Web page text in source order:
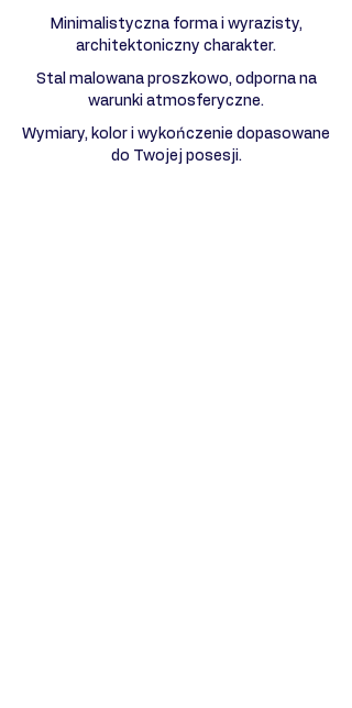
Minimalistyczna forma i wyrazisty,
architektoniczny charakter.
Stal malowana proszkowo, odporna na
warunki atmosferyczne.
Wymiary, kolor i wykończenie dopasowane
do Twojej posesji.